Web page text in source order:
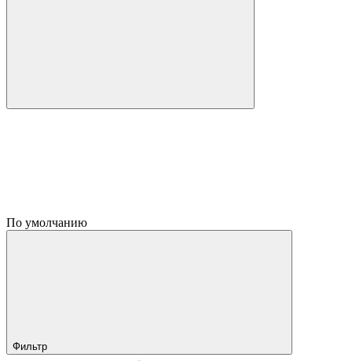
По умолчанию
Фильтр